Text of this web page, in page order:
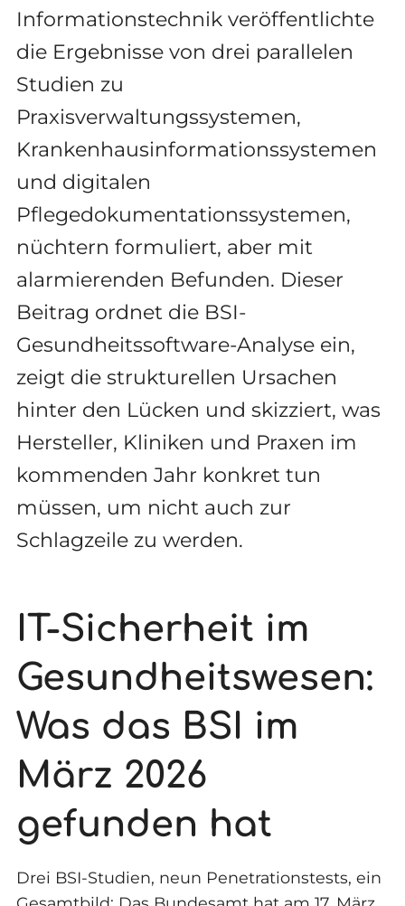
Informationstechnik veröffentlichte
die Ergebnisse von drei parallelen
Studien zu
Praxisverwaltungssystemen,
Krankenhausinformationssystemen
und digitalen
Pflegedokumentationssystemen,
nüchtern formuliert, aber mit
alarmierenden Befunden. Dieser
Beitrag ordnet die BSI-
Gesundheitssoftware-Analyse ein,
zeigt die strukturellen Ursachen
hinter den Lücken und skizziert, was
Hersteller, Kliniken und Praxen im
kommenden Jahr konkret tun
müssen, um nicht auch zur
Schlagzeile zu werden.
IT-Sicherheit im
Gesundheitswesen:
Was das BSI im
März 2026
gefunden hat
Drei BSI-Studien, neun Penetrationstests, ein